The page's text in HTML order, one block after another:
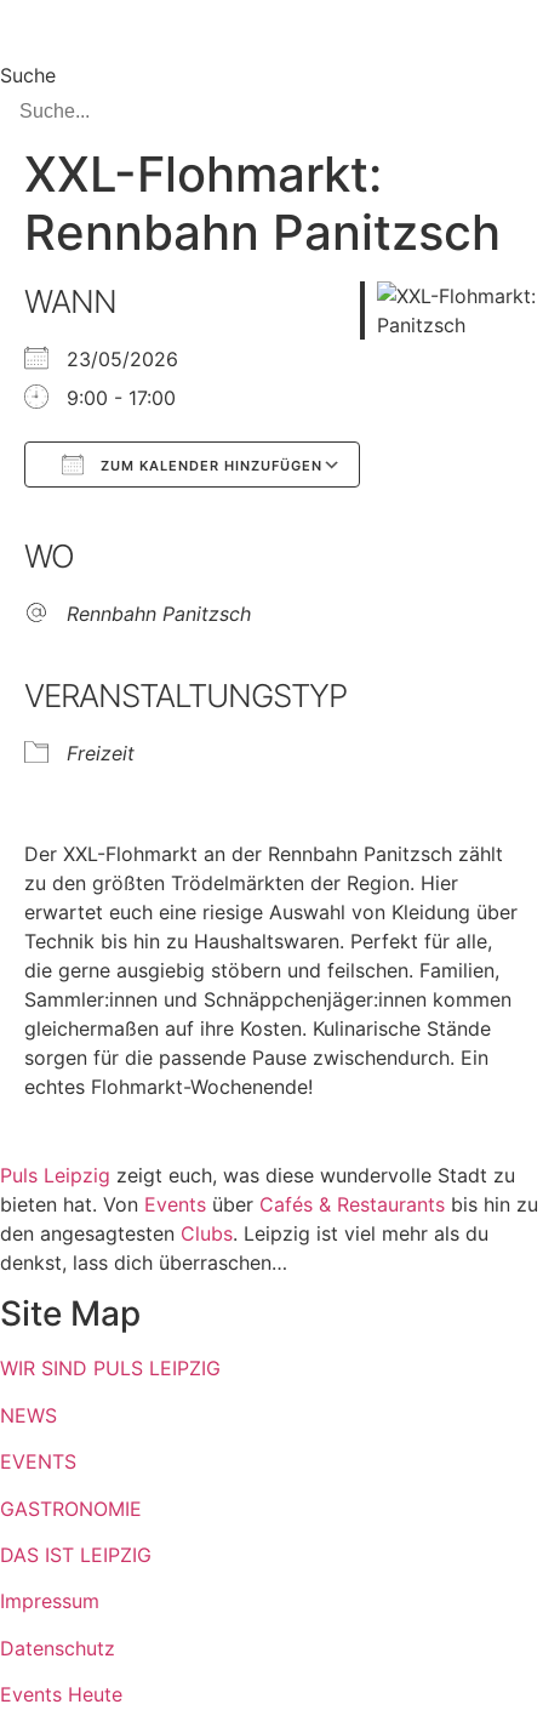
springen
Suche
XXL-Flohmarkt:
Rennbahn Panitzsch
WANN
23/05/2026
9:00 - 17:00
ZUM KALENDER HINZUFÜGEN
WO
Rennbahn Panitzsch
VERANSTALTUNGSTYP
Freizeit
Der XXL-Flohmarkt an der Rennbahn Panitzsch zählt
zu den größten Trödelmärkten der Region. Hier
erwartet euch eine riesige Auswahl von Kleidung über
Technik bis hin zu Haushaltswaren. Perfekt für alle,
die gerne ausgiebig stöbern und feilschen. Familien,
Sammler:innen und Schnäppchenjäger:innen kommen
gleichermaßen auf ihre Kosten. Kulinarische Stände
sorgen für die passende Pause zwischendurch. Ein
echtes Flohmarkt-Wochenende!
Puls Leipzig zeigt euch, was diese wundervolle Stadt zu
bieten hat. Von Events über Cafés & Restaurants bis hin zu
den angesagtesten Clubs. Leipzig ist viel mehr als du
denkst, lass dich überraschen…
Site Map
WIR SIND PULS LEIPZIG
NEWS
EVENTS
GASTRONOMIE
DAS IST LEIPZIG
Impressum
Datenschutz
Events Heute